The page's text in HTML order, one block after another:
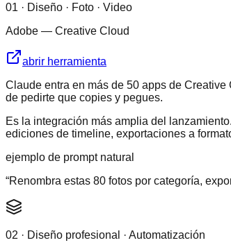
01 · Diseño · Foto · Video
Adobe — Creative Cloud
abrir herramienta
Claude entra en más de 50 apps de
de pedirte que copies y pegues.
Es la integración más amplia del
ediciones de timeline, exportaciones a
ejemplo de prompt natural
“Renombra estas 80 fotos por categoría,
02 · Diseño profesional · Automatización